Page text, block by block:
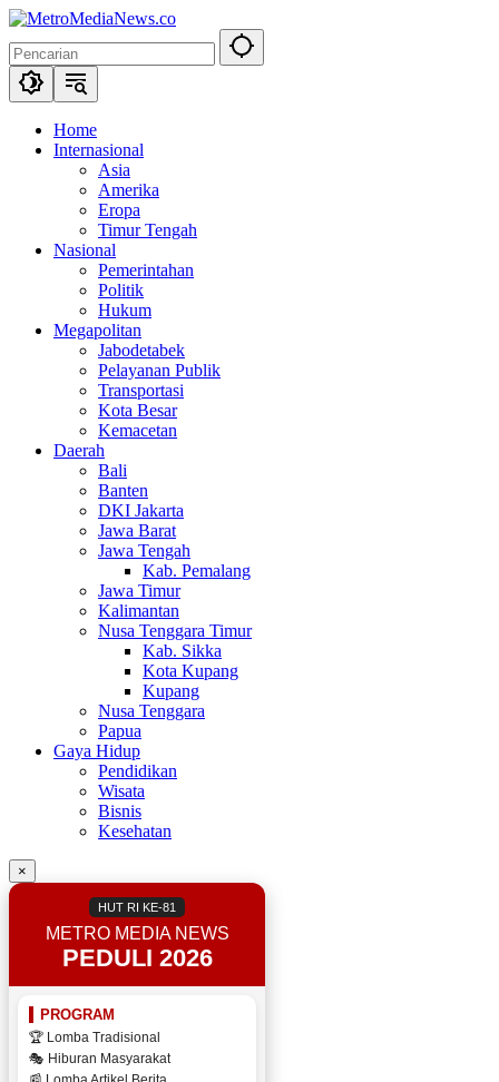
Langsung
konten
Home
Internasional
Asia
Amerika
Eropa
Timur Tengah
Nasional
Pemerintahan
Politik
Hukum
Megapolitan
Jabodetabek
Pelayanan Publik
Transportasi
Kota Besar
Kemacetan
Daerah
Bali
Banten
DKI Jakarta
Jawa Barat
Jawa Tengah
Kab. Pemalang
Jawa Timur
Kalimantan
Nusa Tenggara Timur
Kab. Sikka
Kota Kupang
Kupang
Nusa Tenggara
Papua
Gaya Hidup
Pendidikan
Wisata
Bisnis
Kesehatan
×
HUT RI KE-81
METRO MEDIA NEWS
PEDULI 2026
PROGRAM
🏆 Lomba Tradisional
🎭 Hiburan Masyarakat